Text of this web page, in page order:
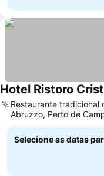
Hotel Ristoro
Restaurante tradicional
Abruzzo, Perto de
Imperatore
Selecione as datas